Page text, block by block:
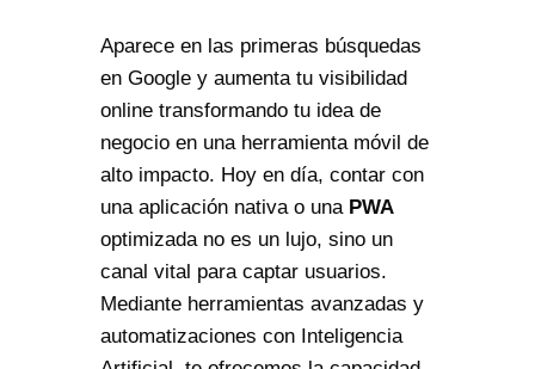
Aparece en las primeras búsquedas
en Google y aumenta tu visibilidad
online transformando tu idea de
negocio en una herramienta móvil de
alto impacto. Hoy en día, contar con
una aplicación nativa o una PWA
optimizada no es un lujo, sino un
canal vital para captar usuarios.
Mediante herramientas avanzadas y
automatizaciones con Inteligencia